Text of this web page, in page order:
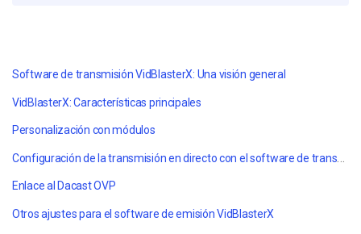
Software de transmisión VidBlasterX: Una visión general
VidBlasterX: Características principales
Personalización con módulos
Enlace al Dacast OVP
Otros ajustes para el software de emisión VidBlasterX